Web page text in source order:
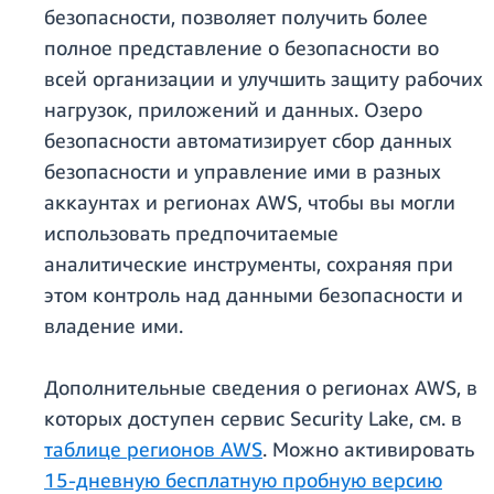
безопасности, позволяет получить более
полное представление о безопасности во
всей организации и улучшить защиту рабочих
нагрузок, приложений и данных. Озеро
безопасности автоматизирует сбор данных
безопасности и управление ими в разных
аккаунтах и регионах AWS, чтобы вы могли
использовать предпочитаемые
аналитические инструменты, сохраняя при
этом контроль над данными безопасности и
владение ими.
Дополнительные сведения о регионах AWS, в
которых доступен сервис Security Lake, см. в
таблице регионов AWS. Можно активировать
15-дневную бесплатную пробную версию